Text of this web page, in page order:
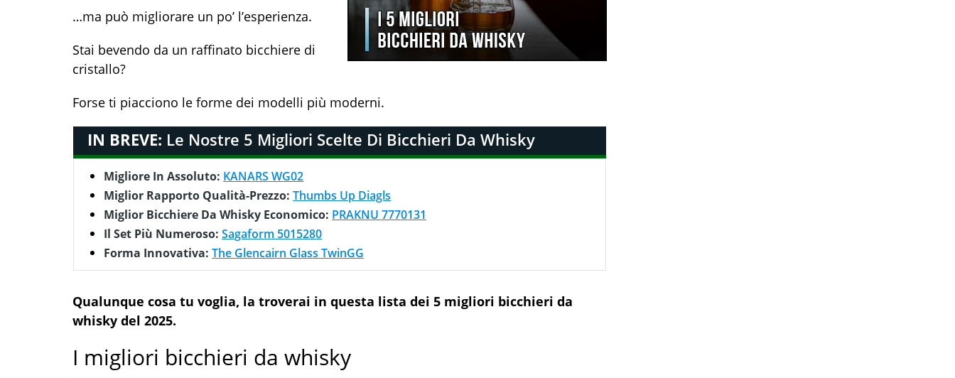
…ma può migliorare un po’ l’esperienza.
Stai bevendo da un raffinato bicchiere di
cristallo?
Forse ti piacciono le forme dei modelli più moderni.
IN BREVE: Le Nostre 5 Migliori Scelte Di Bicchieri Da Whisky
Migliore In Assoluto: KANARS WG02
Miglior Rapporto Qualità-Prezzo:Thumbs Up Diagls
Miglior Bicchiere Da Whisky Economico: PRAKNU 7770131
Il Set Più Numeroso:Sagaform 5015280
Forma Innovativa:The Glencairn Glass ‎TwinGG
Qualunque cosa tu voglia, la troverai in questa lista dei 5 migliori bicchieri da
whisky del 2025.
I migliori bicchieri da whisky